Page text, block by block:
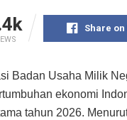
Share
Badan Usaha Milik
ekonomi
tahun 2026.